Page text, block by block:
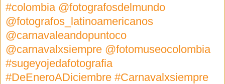
#colombia @fotografosdelmundo
@fotografos_latinoamericanos
@carnavaleandopuntoco
@carnavalxsiempre @fotomuseocolombia
#sugeyojedafotografia
#DeEneroADiciembre #Carnavalxsiempre